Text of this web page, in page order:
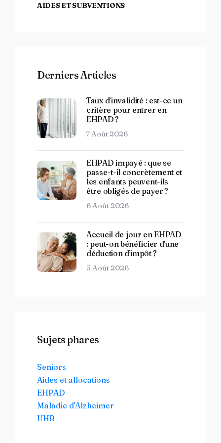
AIDES ET SUBVENTIONS
Derniers Articles
Taux d’invalidité : est-ce un
critère pour entrer en
EHPAD ?
7 Août 2026
EHPAD impayé : que se
passe-t-il concrètement et
les enfants peuvent-ils
être obligés de payer ?
6 Août 2026
Accueil de jour en EHPAD
: peut-on bénéficier d’une
déduction d’impôt ?
5 Août 2026
Sujets phares
Seniors
Aides et allocations
EHPAD
Maladie d'Alzheimer
UHR